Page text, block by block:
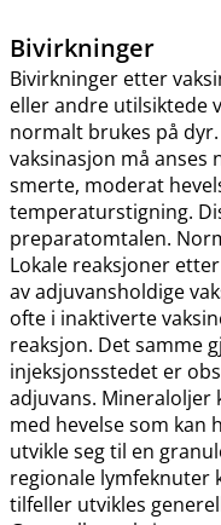
Bivirkninger
Bivirkninger etter
eller andre utilsiktede
normalt brukes på
vaksinasjon må anses
smerte, moderat
temperaturstigning.
preparatomtalen.
Lokale reaksjoner
av adjuvansholdige
ofte i inaktiverte
reaksjon. Det samme
injeksjonsstedet er
adjuvans. Mineraloljer
med hevelse som kan
utvikle seg til en
regionale lymfeknuter
tilfeller utvikles